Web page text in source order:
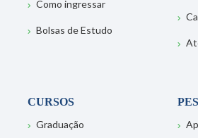
Como ingressar
Bolsas de Estudo
CURSOS
Graduação